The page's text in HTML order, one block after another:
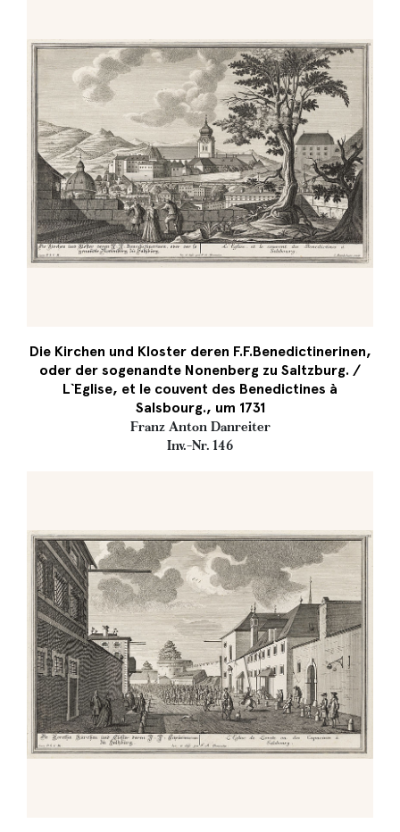
Die Kirchen und Kloster deren F.F.Benedictinerinen,
oder der sogenandte Nonenberg zu Saltzburg. /
L`Eglise, et le couvent des Benedictines à
Salsbourg., um 1731
Franz Anton Danreiter
Inv.-Nr. 146